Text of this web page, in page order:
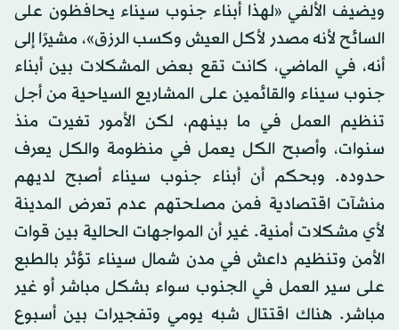
ويضيف الألفي «لهذا أبناء جنوب سيناء يحافظون على
السائح لأنه مصدر لأكل العيش وكسب الرزق»، مشيرًا إلى
أنه، في الماضي، كانت تقع بعض المشكلات بين أبناء
جنوب سيناء والقائمين على المشاريع السياحية من أجل
تنظيم العمل في ما بينهم، لكن الأمور تغيرت منذ
سنوات، وأصبح الكل يعمل في منظومة والكل يعرف
حدوده. وبحكم أن أبناء جنوب سيناء أصبح لديهم
منشآت اقتصادية فمن مصلحتهم عدم تعرض المدينة
لأي مشكلات أمنية. غير أن المواجهات الحالية بين قوات
الأمن وتنظيم داعش في مدن شمال سيناء تؤثر بالطبع
على سير العمل في الجنوب سواء بشكل مباشر أو غير
مباشر. هناك اقتتال شبه يومي وتفجيرات بين أسبوع